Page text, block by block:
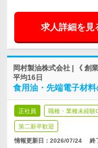
求人詳細を見
岡村製油株式会社 | 《 創
平均16日
食用油・先端電子材
正社員 職種・業種未経験
第二新卒歓迎
情報更新日：2026/07/24 終